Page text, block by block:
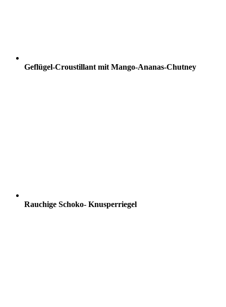
Geflügel-Croustillant mit Mango-Ananas-Chutney
Rauchige Schoko- Knusperriegel